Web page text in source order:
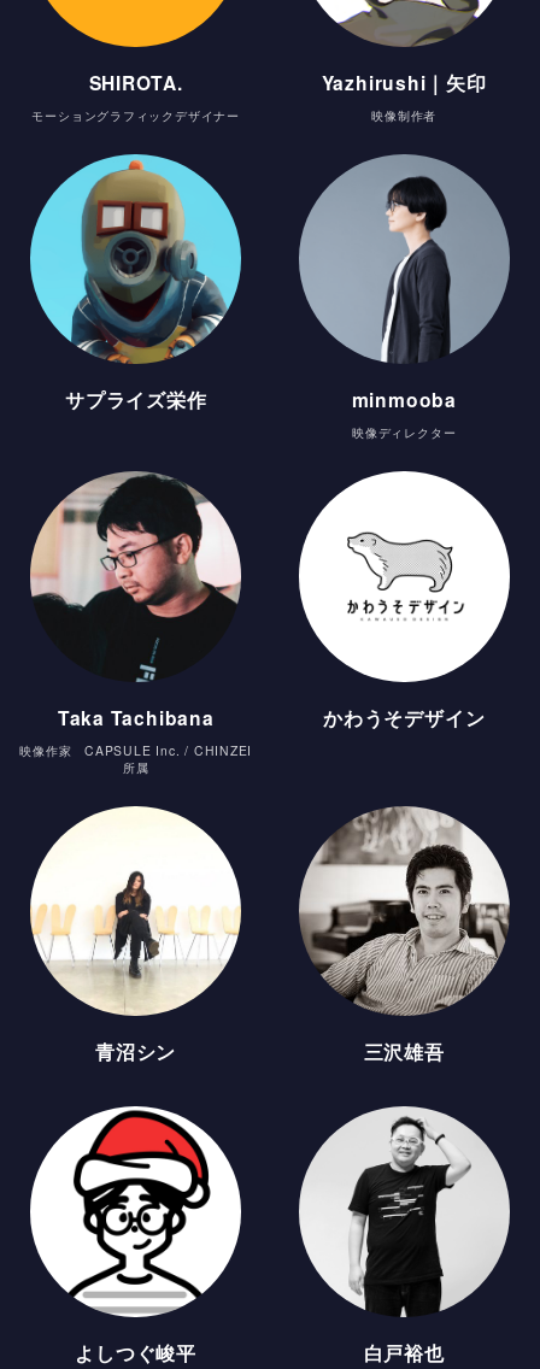
SHIROTA.
モーショングラフィックデザイナー
Yazhirushi｜矢印
映像制作者
サプライズ栄作 minmooba
映像ディレクター
Taka Tachibana
映像作家 CAPSULE Inc. / CHINZEI
所属
かわうそデザイン
青沼シン 三沢雄吾
よしつぐ峻平 白戸裕也